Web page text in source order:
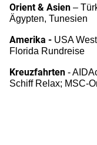
Orient & Asien –
Ägypten, Tunesien
Amerika - USA
Florida Rundreise
Kreuzfahrten -
Schiff Relax; MSC-